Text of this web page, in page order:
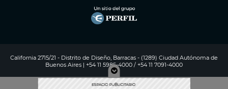
California 2715/21 - Distrito de Diseño, Barracas - (1289) Ciudad Autónoma de
Buenos Aires | +54 11 5985-4000 / +54 11 7091-4000
Digitalproserver